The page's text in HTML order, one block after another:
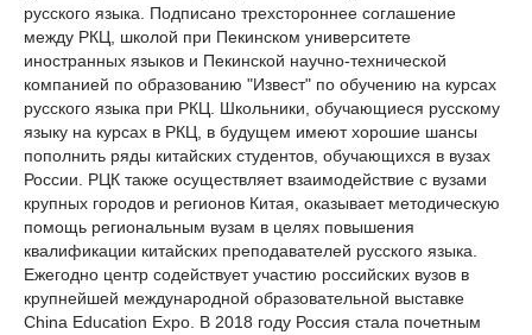
русского языка. Подписано трехстороннее соглашение
между РКЦ, школой при Пекинском университете
иностранных языков и Пекинской научно-технической
компанией по образованию "Извест" по обучению на курсах
русского языка при РКЦ. Школьники, обучающиеся русскому
языку на курсах в РКЦ, в будущем имеют хорошие шансы
пополнить ряды китайских студентов, обучающихся в вузах
России. РЦК также осуществляет взаимодействие с вузами
крупных городов и регионов Китая, оказывает методическую
помощь региональным вузам в целях повышения
квалификации китайских преподавателей русского языка.
Ежегодно центр содействует участию российских вузов в
крупнейшей международной образовательной выставке
China Education Expo. В 2018 году Россия стала почетным